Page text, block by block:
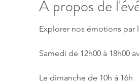
À propos de
Explorer nos émotions par
Samedi de 12h00 à 18h00
Le dimanche de 10h à 16h